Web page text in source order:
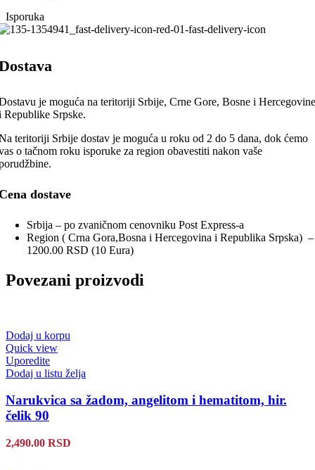
Isporuka
je moguća na teritoriji Srbije, Crne Gore, Bosne i Hercegovine
Republike Srpske.
teritoriji Srbije dostav je moguća u roku od 2 do 5 dana, dok ćemo
o tačnom roku isporuke za region obavestiti nakon vaše
dostave
Srbija – po zvaničnom cenovniku Post Express-a
Region ( Crna Gora,Bosna i Hercegovina i Republika Srpska) –
1200.00 RSD (10 Eura)
Povezani proizvodi
Dodaj u korpu
Quick view
Uporedite
Dodaj u listu želja
Narukvica sa žadom, angelitom i hematitom, hir.
čelik 90
2,490.00 RSD